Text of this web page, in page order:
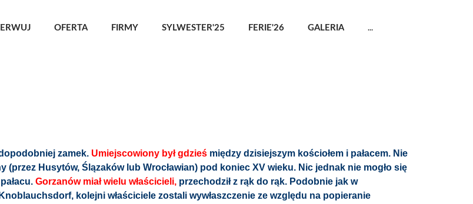
OFERTA FIRMY SYLWESTER'25 FERIE'26 GALERIA ...
zamek. Umiejscowiony był gdzieś między dzisiejszym kościołem i pałacem. Nie
(przez Husytów, Ślązaków lub Wrocławian) pod koniec XV wieku. Nic jednak nie mogło się
Gorzanów miał wielu właścicieli, przechodził z rąk do rąk. Podobnie jak w
kolejni właściciele zostali wywłaszczenie ze względu na popieranie